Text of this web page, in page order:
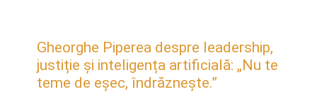
Gheorghe Piperea despre leadership,
justiție și inteligența artificială: „Nu te
teme de eșec, îndrăznește.”